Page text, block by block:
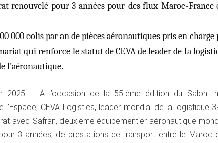
renouvelé pour 3 années pour des flux Maroc-France
000 colis par an de pièces aéronautiques pris en charge
qui renforce le statut de CEVA de leader de la
l’aéronautique.
2025 – À l’occasion de la 55ième édition du Salon
l’Espace, CEVA Logistics, leader mondial de la logistique
avec Safran, deuxième équipementier aéronautique
3 années, de prestations de transport entre le Maroc